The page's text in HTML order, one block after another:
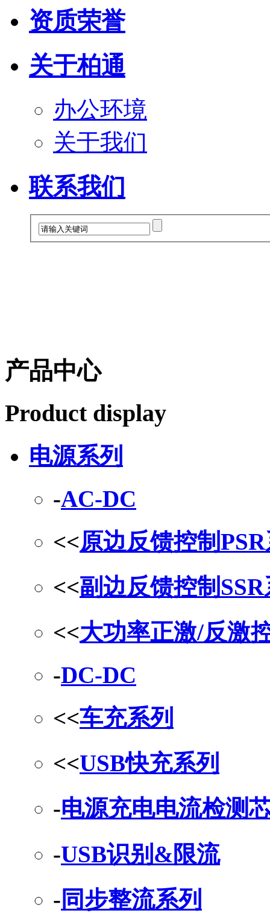
资质荣誉
关于柏通
办公环境
关于我们
联系我们
产品中心
Product display
电源系列
-AC-DC
<<原边反馈控制
<<副边反馈控制
<<大功率正激/反激
-DC-DC
<<车充系列
<<USB快充系列
-电源充电电流检测
-USB识别&限流
- 同步整流系列